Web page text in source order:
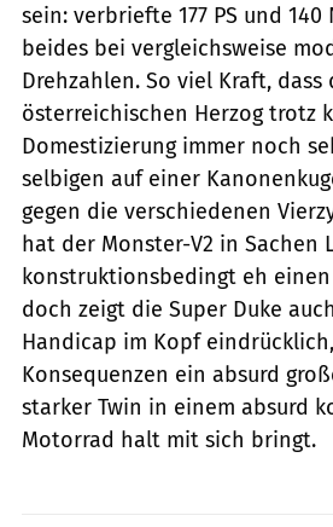
sein: verbriefte 177 PS und
beides bei vergleichsweise
Drehzahlen. So viel Kraft,
österreichischen Herzog trotz
Domestizierung immer noch
selbigen auf einer
gegen die verschiedenen
hat der Monster-V2 in Sachen
konstruktionsbedingt eh
doch zeigt die Super Duke
Handicap im Kopf
Konsequenzen ein absurd
starker Twin in einem absurd
Motorrad halt mit sich bringt.